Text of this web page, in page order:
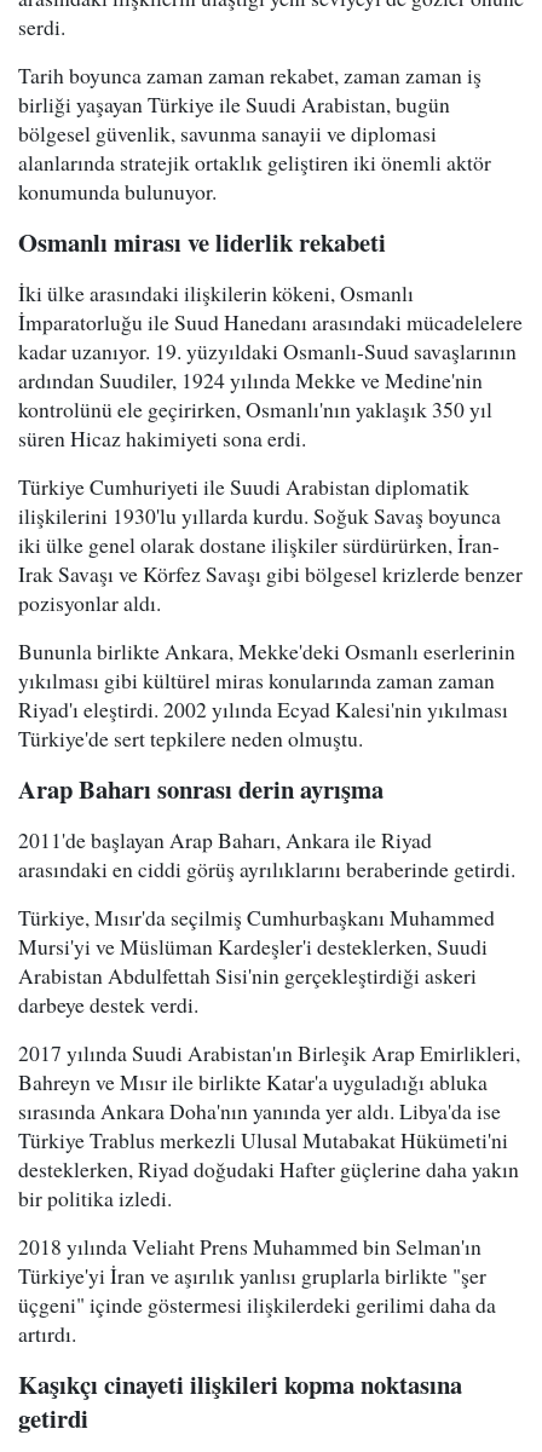
serdi.
Tarih boyunca zaman zaman rekabet, zaman zaman iş
birliği yaşayan Türkiye ile Suudi Arabistan, bugün
bölgesel güvenlik, savunma sanayii ve diplomasi
alanlarında stratejik ortaklık geliştiren iki önemli aktör
konumunda bulunuyor.
Osmanlı mirası ve liderlik rekabeti
İki ülke arasındaki ilişkilerin kökeni, Osmanlı
İmparatorluğu ile Suud Hanedanı arasındaki mücadelelere
kadar uzanıyor. 19. yüzyıldaki Osmanlı-Suud savaşlarının
ardından Suudiler, 1924 yılında Mekke ve Medine'nin
kontrolünü ele geçirirken, Osmanlı'nın yaklaşık 350 yıl
süren Hicaz hakimiyeti sona erdi.
Türkiye Cumhuriyeti ile Suudi Arabistan diplomatik
ilişkilerini 1930'lu yıllarda kurdu. Soğuk Savaş boyunca
iki ülke genel olarak dostane ilişkiler sürdürürken, İran-
Irak Savaşı ve Körfez Savaşı gibi bölgesel krizlerde benzer
pozisyonlar aldı.
Bununla birlikte Ankara, Mekke'deki Osmanlı eserlerinin
yıkılması gibi kültürel miras konularında zaman zaman
Riyad'ı eleştirdi. 2002 yılında Ecyad Kalesi'nin yıkılması
Türkiye'de sert tepkilere neden olmuştu.
Arap Baharı sonrası derin ayrışma
2011'de başlayan Arap Baharı, Ankara ile Riyad
arasındaki en ciddi görüş ayrılıklarını beraberinde getirdi.
Türkiye, Mısır'da seçilmiş Cumhurbaşkanı Muhammed
Mursi'yi ve Müslüman Kardeşler'i desteklerken, Suudi
Arabistan Abdulfettah Sisi'nin gerçekleştirdiği askeri
darbeye destek verdi.
2017 yılında Suudi Arabistan'ın Birleşik Arap Emirlikleri,
Bahreyn ve Mısır ile birlikte Katar'a uyguladığı abluka
sırasında Ankara Doha'nın yanında yer aldı. Libya'da ise
Türkiye Trablus merkezli Ulusal Mutabakat Hükümeti'ni
desteklerken, Riyad doğudaki Hafter güçlerine daha yakın
bir politika izledi.
2018 yılında Veliaht Prens Muhammed bin Selman'ın
Türkiye'yi İran ve aşırılık yanlısı gruplarla birlikte "şer
üçgeni" içinde göstermesi ilişkilerdeki gerilimi daha da
artırdı.
Kaşıkçı cinayeti ilişkileri kopma noktasına
getirdi